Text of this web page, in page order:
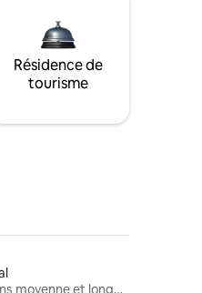
Résidence de
tourisme
Locations moyenne et longue durée